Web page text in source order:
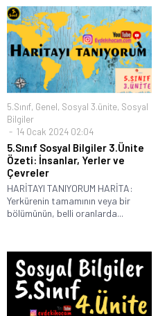
5.Sınıf, Genel, Sosyal 3.ünite, Sosyal
Bilgiler
14 Ocak 2024 02:04
5.Sınıf Sosyal Bilgiler 3.Ünite
Özeti: İnsanlar, Yerler ve
Çevreler
HARİTAYI TANIYORUM HARİTA:
Yerkürenin tamamının veya bir
bölümünün, belli oranlarda...